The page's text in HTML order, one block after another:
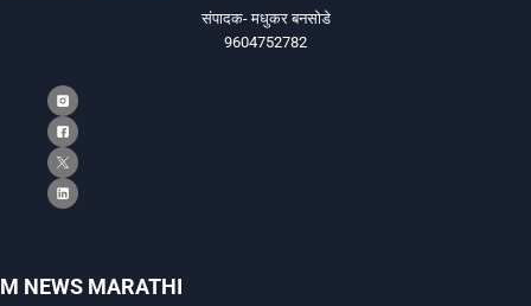
संपादक- मधुकर बनसोडे
9604752782
M NEWS MARATHI